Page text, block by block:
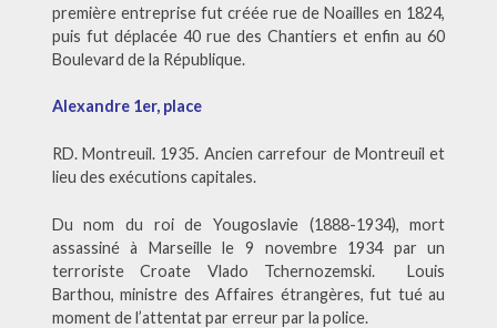
première entreprise fut créée rue de Noailles en 1824,
puis fut déplacée 40 rue des Chantiers et enfin au 60
Boulevard de la République.
Alexandre 1er, place
RD. Montreuil. 1935. Ancien carrefour de Montreuil et
lieu des exécutions capitales.
Du nom du roi de Yougoslavie (1888-1934), mort
assassiné à Marseille le 9 novembre 1934 par un
terroriste Croate Vlado Tchernozemski. Louis
Barthou, ministre des Affaires étrangères, fut tué au
moment de l’attentat par erreur par la police.